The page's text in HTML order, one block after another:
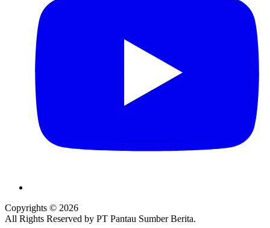
Copyrights © 2026
All Rights Reserved by PT Pantau Sumber Berita.